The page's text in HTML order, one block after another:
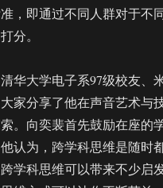
，即通过不同人群对于不
分。
华大学电子系97级校友、
家分享了他在声音艺术与
。向奕裴首先鼓励在座的
认为，跨学科思维是随时
学科思维可以带来不少启